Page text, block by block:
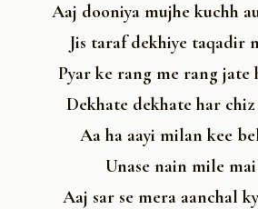
Aaj dooniya mujhe kuchh
Jis taraf dekhiye taqadir
Pyar ke rang me rang
Dekhate dekhate har
Aa ha aayi milan kee
Unase nain mile
Aaj sar se mera aanchal